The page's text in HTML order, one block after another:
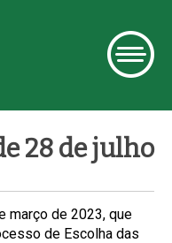
28 de julho
março de 2023, que
de Escolha das